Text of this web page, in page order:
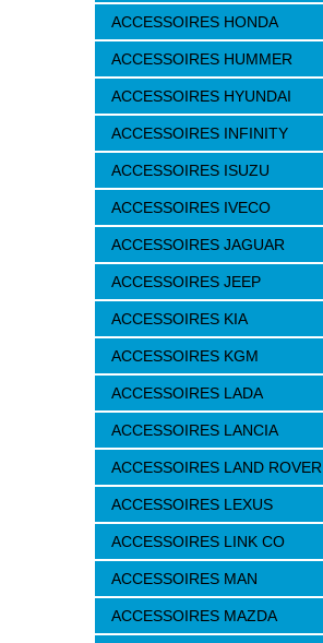
ACCESSOIRES HONDA
ACCESSOIRES HUMMER
ACCESSOIRES HYUNDAI
ACCESSOIRES INFINITY
ACCESSOIRES ISUZU
ACCESSOIRES IVECO
ACCESSOIRES JAGUAR
ACCESSOIRES JEEP
ACCESSOIRES KIA
ACCESSOIRES KGM
ACCESSOIRES LADA
ACCESSOIRES LANCIA
ACCESSOIRES LAND ROVER
ACCESSOIRES LEXUS
ACCESSOIRES LINK CO
ACCESSOIRES MAN
ACCESSOIRES MAZDA